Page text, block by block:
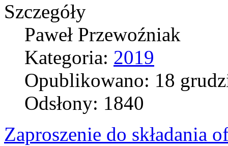
Szczegóły
Paweł Przewoźniak
Kategoria: 2019
Opublikowano: 18
Odsłony: 1840
Zaproszenie do składania